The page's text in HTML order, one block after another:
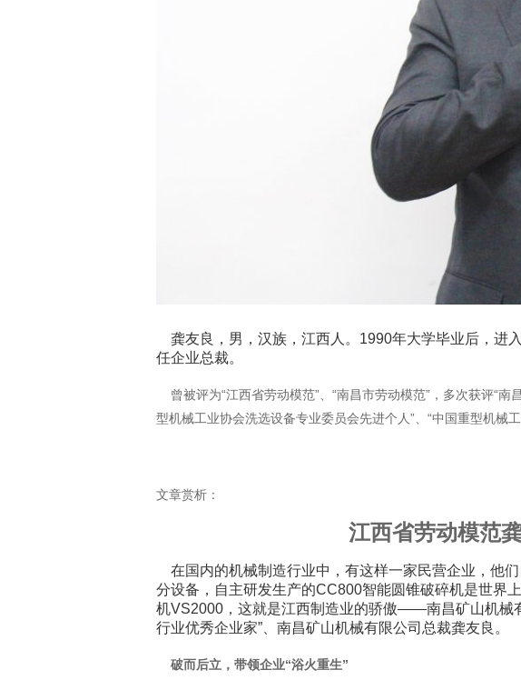
龚友良，男，汉族，江西人。1990年大学毕业后，进
任企业总裁。
曾被评为“江西省劳动模范”、“南昌市劳动模范”，多次获评“南
型机械工业协会洗选设备专业委员会先进个人”、“中国重型机械
文章赏析：
江西省劳动模范
在国内的机械制造行业中，有这样一家民营企业，他
分设备，自主研发生产的CC800智能圆锥破碎机是世界
机VS2000，这就是江西制造业的骄傲——南昌矿山机械
行业优秀企业家”、南昌矿山机械有限公司总裁龚友良。
破而后立，带领企业“浴火重生”